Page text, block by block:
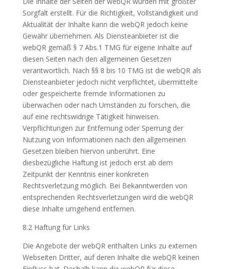
Sorgfalt erstellt. Für die Richtigkeit, Vollständigkeit und
Aktualität der Inhalte kann die webQR jedoch keine
Gewähr übernehmen. Als Diensteanbieter ist die
webQR gemäß § 7 Abs.1 TMG für eigene Inhalte auf
diesen Seiten nach den allgemeinen Gesetzen
verantwortlich. Nach §§ 8 bis 10 TMG ist die webQR als
Diensteanbieter jedoch nicht verpflichtet, übermittelte
oder gespeicherte fremde Informationen zu
überwachen oder nach Umständen zu forschen, die
auf eine rechtswidrige Tätigkeit hinweisen.
Verpflichtungen zur Entfernung oder Sperrung der
Nutzung von Informationen nach den allgemeinen
Gesetzen bleiben hiervon unberührt. Eine
diesbezügliche Haftung ist jedoch erst ab dem
Zeitpunkt der Kenntnis einer konkreten
Rechtsverletzung möglich. Bei Bekanntwerden von
entsprechenden Rechtsverletzungen wird die webQR
diese Inhalte umgehend entfernen.
8.2 Haftung für Links
Die Angebote der webQR enthalten Links zu externen
Webseiten Dritter, auf deren Inhalte die webQR keinen